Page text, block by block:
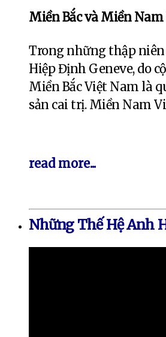
Miền Bắc và Miền Nam
Trong những thập niên
Hiệp Định Geneve, do
Miền Bắc Việt Nam là
sản cai trị. Miền Nam
read more...
Những Thế Hệ Anh